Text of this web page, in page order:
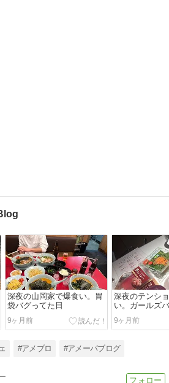
深夜の山岡家で爆食い。胃
袋バグってた日
9ヶ月前
深夜のテンシ
い。ガールズ
みすぎた日
9ヶ月前
#アメブロ #アメーバブログ